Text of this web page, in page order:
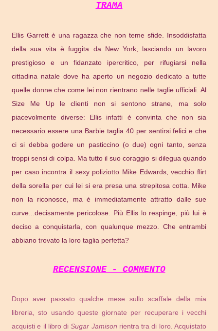
TRAMA
Ellis Garrett è una ragazza che non teme sfide. Insoddisfatta
della sua vita è fuggita da New York, lasciando un lavoro
prestigioso e un fidanzato ipercritico, per rifugiarsi nella
cittadina natale dove ha aperto un negozio dedicato a tutte
quelle donne che come lei non rientrano nelle taglie ufficiali. Al
Size Me Up le clienti non si sentono strane, ma solo
piacevolmente diverse: Ellis infatti è convinta che non sia
necessario essere una Barbie taglia 40 per sentirsi felici e che
ci si debba godere un pasticcino (o due) ogni tanto, senza
troppi sensi di colpa. Ma tutto il suo coraggio si dilegua quando
per caso incontra il sexy poliziotto Mike Edwards, vecchio flirt
della sorella per cui lei si era presa una strepitosa cotta. Mike
non la riconosce, ma è immediatamente attratto dalle sue
curve...decisamente pericolose. Più Ellis lo respinge, più lui è
deciso a conquistarla, con qualunque mezzo. Che entrambi
abbiano trovato la loro taglia perfetta?
RECENSIONE - COMMENTO
Dopo aver passato qualche mese sullo scaffale della mia
libreria, sto usando queste giornate per recuperare i vecchi
acquisti e il libro diSugar Jamison rientra tra di loro. Acquistato